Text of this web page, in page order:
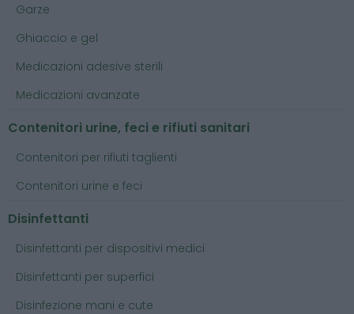
Garze
Ghiaccio e gel
Medicazioni adesive sterili
Medicazioni avanzate
Contenitori urine, feci e rifiuti sanitari
Contenitori per rifiuti taglienti
Contenitori urine e feci
Disinfettanti
Disinfettanti per dispositivi medici
Disinfettanti per superfici
Disinfezione mani e cute